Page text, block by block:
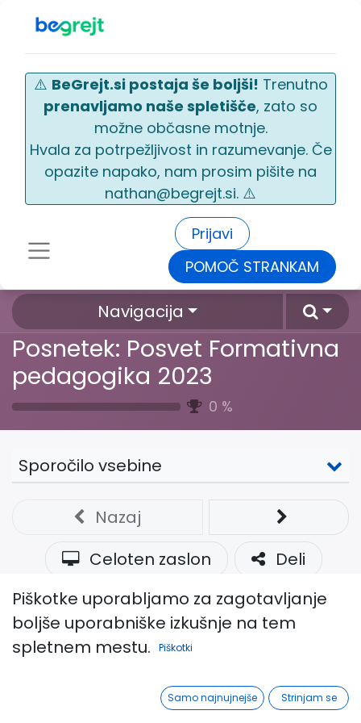
Prijavi
POMOČ STRANKAM
⚠️ BeGrejt.si postaja še boljši! Trenutno
prenavljamo naše spletišče, zato so
možne občasne motnje.
Hvala za potrpežljivost in razumevanje. Če
opazite napako, nam prosim pišite na
nathan@begrejt.si. ⚠️
Navigacija
Posnetek: Posvet Formativna
pedagogika 2023
0 %
Sporočilo vsebine
Kaj so udeleženci
implementirali od zadnjega
posveta?
Nazaj
Celoten zaslon
Deli
Učna pot in merila uspešnosti.
Piškotke uporabljamo za zagotavljanje
boljše uporabniške izkušnje na tem
spletnem mestu.
Piškotki
Samo najnujnejše Strinjam se